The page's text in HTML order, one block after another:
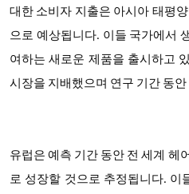
대한 소비자 지출은 아시아 태평
으로 예상됩니다. 이들 국가에서
여하는 새로운 제품을 출시하고
시장을 지배했으며 연구 기간 동
유럽은 예측 기간 동안 전 세계 헤
로 성장할 것으로 추정됩니다. 이